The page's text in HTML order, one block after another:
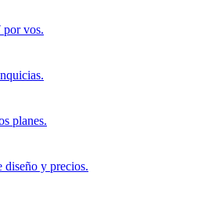
por vos.
planes.
diseño y precios.